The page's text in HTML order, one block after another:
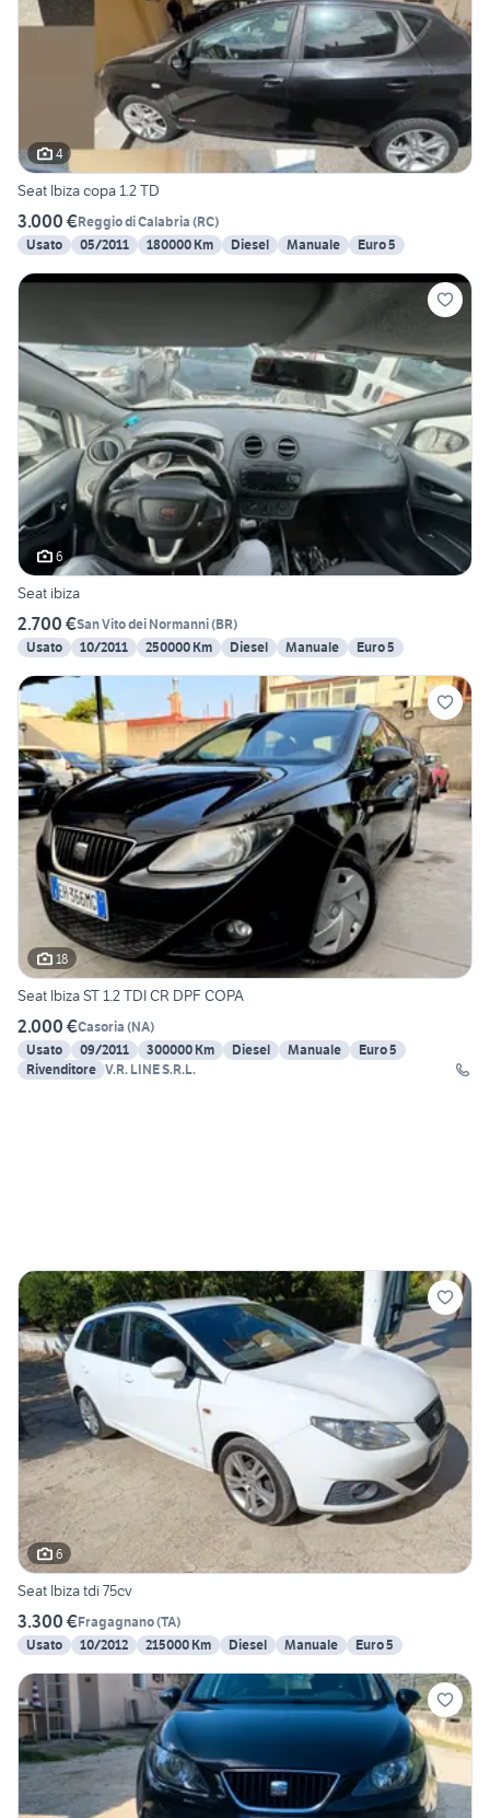
4
Seat Ibiza copa 1.2 TD
3.000 €Reggio di Calabria (RC)
Usato
05/2011 180000 Km Diesel Manuale Euro 5
6
Seat ibiza
2.700 €San Vito dei Normanni(BR)
Usato
10/2011 250000 Km Diesel Manuale Euro 5
18
Seat Ibiza ST 1.2 TDI CR DPF COPA
2.000 €Casoria (NA)
Usato
09/2011 300000 Km Diesel Manuale
Euro 5
Rivenditore V.R. LINE S.R.L.
6
Seat Ibiza tdi 75cv
3.300 €Fragagnano(TA)
Usato
10/2012 215000 Km Diesel Manuale Euro 5